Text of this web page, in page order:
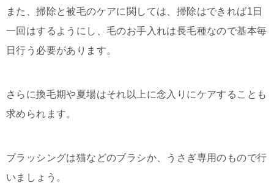
また、掃除と被毛のケアに関しては、掃除はできれば1日
一回はするようにし、毛のお手入れは長毛種なので基本毎
日行う必要があります。
さらに換毛期や夏場はそれ以上に念入りにケアすることも
求められます。
ブラッシングは猫などのブラシか、うさぎ専用のもので行
いましょう。